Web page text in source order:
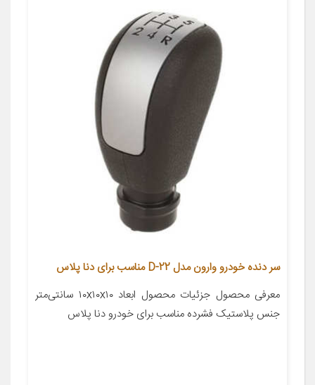
سر دنده خودرو وارون مدل D-22 مناسب برای دنا پلاس
معرفی محصول جزئیات محصول ابعاد ۱۰x۱۰x۱۰ سانتی‌متر
جنس پلاستیک فشرده مناسب برای خودرو دنا پلاس